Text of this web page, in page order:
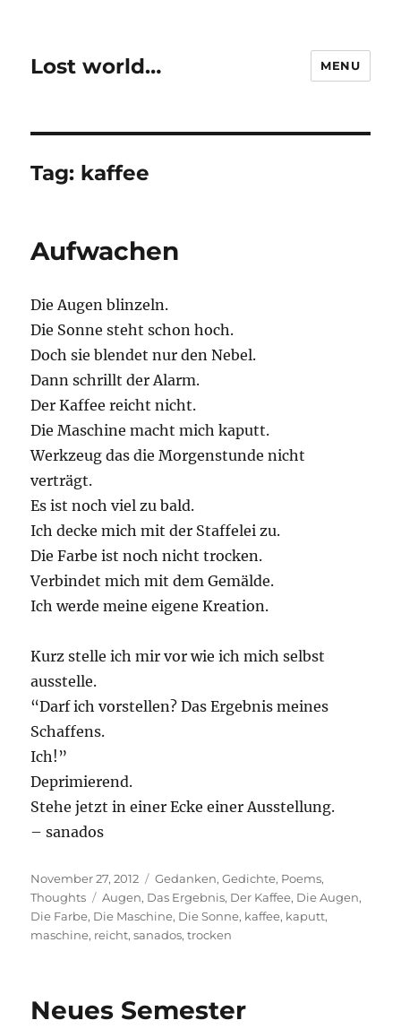
Lost world… MENU
Tag: kaffee
Aufwachen
Die Augen blinzeln.
Die Sonne steht schon hoch.
Doch sie blendet nur den Nebel.
Dann schrillt der Alarm.
Der Kaffee reicht nicht.
Die Maschine macht mich kaputt.
Werkzeug das die Morgenstunde nicht
verträgt.
Es ist noch viel zu bald.
Ich decke mich mit der Staffelei zu.
Die Farbe ist noch nicht trocken.
Verbindet mich mit dem Gemälde.
Ich werde meine eigene Kreation.
Kurz stelle ich mir vor wie ich mich selbst
ausstelle.
“Darf ich vorstellen? Das Ergebnis meines
Schaffens.
Ich!”
Deprimierend.
Stehe jetzt in einer Ecke einer Ausstellung.
– sanados
Posted
on
November 27, 2012 Categories
Gedanken,Gedichte, Poems,
Thoughts
Tags
Augen, Das Ergebnis, Der Kaffee, Die Augen,
Die Farbe, Die Maschine, Die Sonne, kaffee, kaputt,
maschine, reicht,sanados,trocken
Neues Semester